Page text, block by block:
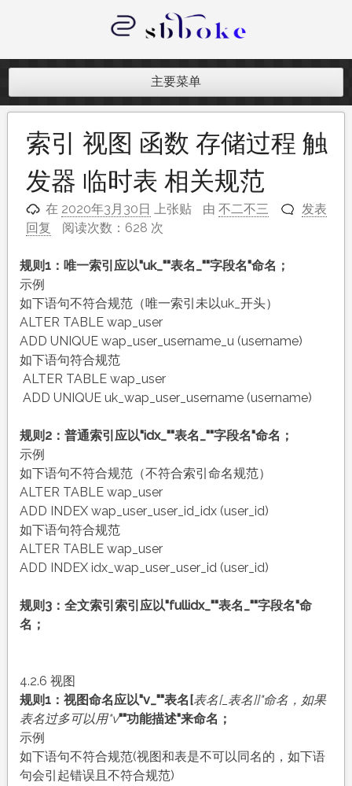
内
记录跨境电商独立站开发遇到的点点
主要菜单
索引 视图 函数 存储过程 触
发器 临时表 相关规范
在 2020年3月30日 上张贴 由不二不三
发表
回复
阅读次数：628 次
规则1：唯一索引应以"uk_""表名_""字段名"命名；
示例
如下语句不符合规范（唯一索引未以uk_开头）
ALTER TABLE wap_user
ADD UNIQUE wap_user_username_u (username)
如下语句符合规范
ALTER TABLE wap_user
ADD UNIQUE uk_wap_user_username (username)
规则2：普通索引应以"idx_""表名_""字段名"命名；
示例
如下语句不符合规范（不符合索引命名规范）
ALTER TABLE wap_user
ADD INDEX wap_user_user_id_idx (user_id)
如下语句符合规范
ALTER TABLE wap_user
ADD INDEX idx_wap_user_user_id (user_id)
规则3：全文索引索引应以"fullidx_""表名_""字段名"命
名；
4.2.6 视图
规则1：视图命名应以"v_""表名[表名[_表名]]"命名，如果
表名过多可以用"v""功能描述"来命名；
示例
如下语句不符合规范(视图和表是不可以同名的，如下语
句会引起错误且不符合规范)